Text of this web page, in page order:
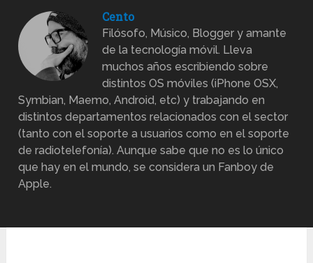
Cento
Filósofo, Músico, Blogger y amante
de la tecnología móvil. Lleva
muchos años escribiendo sobre
distintos OS móviles (iPhone OSX,
Symbian, Maemo, Android, etc) y trabajando en
distintos departamentos relacionados con el sector
(tanto con el soporte a usuarios como en el soporte
de radiotelefonía). Aunque sabe que no es lo único
que hay en el mundo, se considera un Fanboy de
Apple.